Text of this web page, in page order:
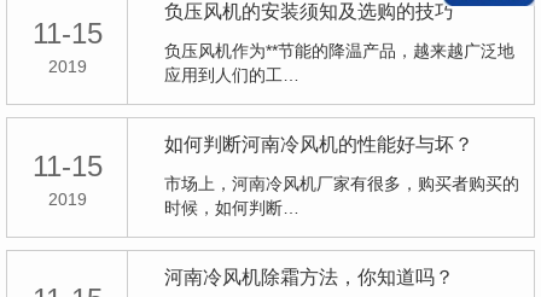
11-15
2019
负压风机的安装须知及选购的技巧
负压风机作为**节能的降温产品，越来越广泛地
应用到人们的工…
11-15
2019
如何判断河南冷风机的性能好与坏？
市场上，河南冷风机厂家有很多，购买者购买的
时候，如何判断…
河南冷风机除霜方法，你知道吗？